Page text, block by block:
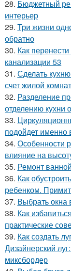
28. Бюджетный
интерьер
29. Три жизни
обратно
30. Как
канализации 53
31. Сделать
счет жилой
32. Разделение
отделению кухни
33.
подойдет именно
34. Особенности
влияние на
35. Ремонт
36. Как
ребенком.
37. Выбрать
38. Как
практические
39. Как создать
Дизайнерский
миксбордер